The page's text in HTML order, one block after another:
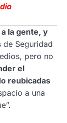
la gente, y
de Seguridad
pero no
el
reubicadas
a una